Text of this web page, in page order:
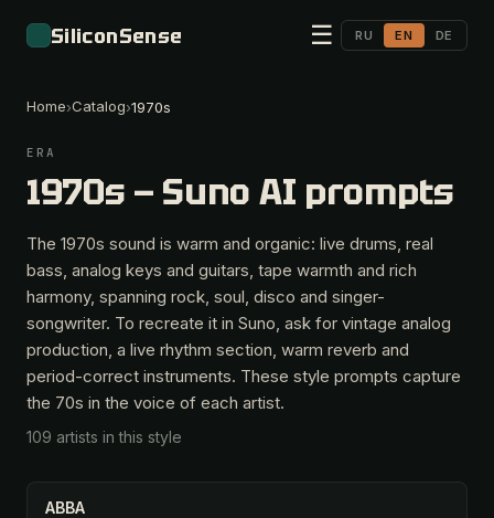
SiliconSense ☰ RU EN DE
Home›Catalog›1970s
ERA
1970s — Suno AI prompts
The 1970s sound is warm and organic: live drums, real
bass, analog keys and guitars, tape warmth and rich
harmony, spanning rock, soul, disco and singer-
songwriter. To recreate it in Suno, ask for vintage analog
production, a live rhythm section, warm reverb and
period-correct instruments. These style prompts capture
the 70s in the voice of each artist.
109 artists in this style
ABBA